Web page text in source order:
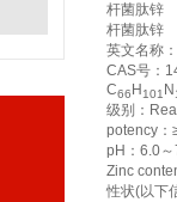
杆菌肽锌
杆菌肽锌
英文名称：
CAS号：
C66 H101 N
级别：
potency ：
pH ： 6.0～
Zinc
性状(以下